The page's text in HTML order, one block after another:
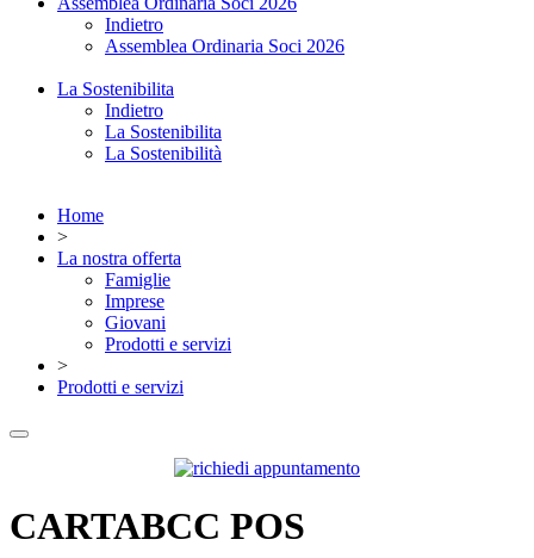
Indietro
Assemblea Ordinaria Soci 2026
La Sostenibilita
Indietro
La Sostenibilita
La Sostenibilità
Home
>
La nostra offerta
Famiglie
Imprese
Giovani
Prodotti e servizi
>
Prodotti e servizi
CARTABCC POS